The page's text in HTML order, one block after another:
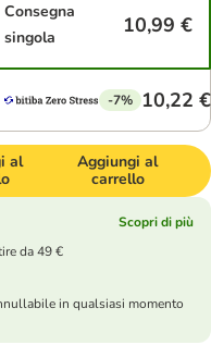
Consegna
singola
10,99 €
-7% 10,22 €
al
Aggiungi al
carrello
Scopri di più
da 49 €
in qualsiasi momento